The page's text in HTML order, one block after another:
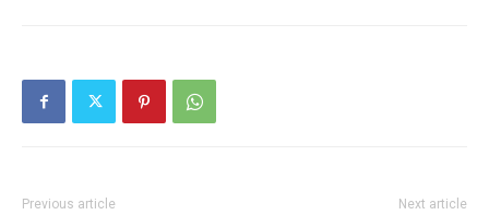
Previous article Next article